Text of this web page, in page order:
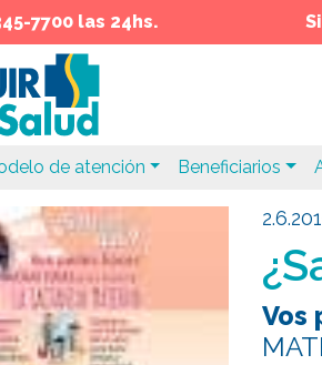
7700 las 24hs.
de atención Beneficiarios
Vos